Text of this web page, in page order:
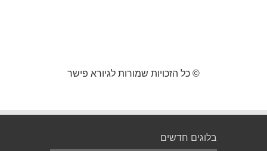
© כל הזכויות שמורות לגיורא פישר
בלוגים חדשים